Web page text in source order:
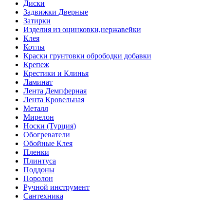
Диски
Задвижки Дверные
Затирки
Изделия из оцинковки,нержавейки
Клея
Котлы
Краски грунтовки обрободки добавки
Крепеж
Крестики и Клинья
Ламинат
Лента Демпферная
Лента Кровельная
Металл
Мирелон
Носки (Турция)
Обогреватели
Обойные Клея
Пленки
Плинтуса
Поддоны
Поролон
Ручной инструмент
Сантехника